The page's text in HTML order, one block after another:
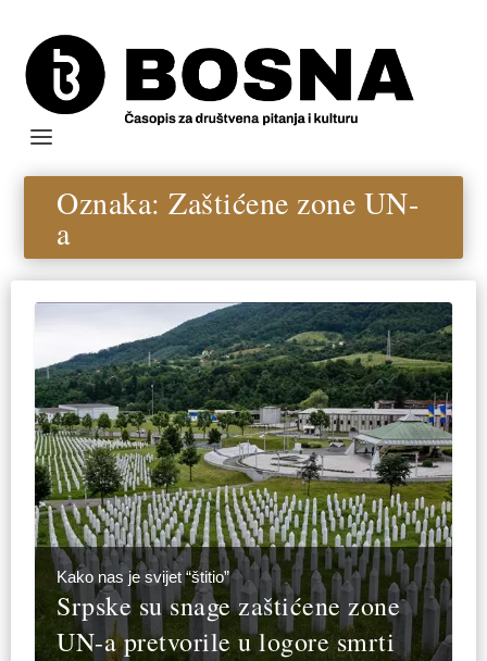
Oznaka:Zaštićene zone UN-
a
Kako nas je svijet “štitio”
Srpske su snage zaštićene zone
UN-a pretvorile u logore smrti